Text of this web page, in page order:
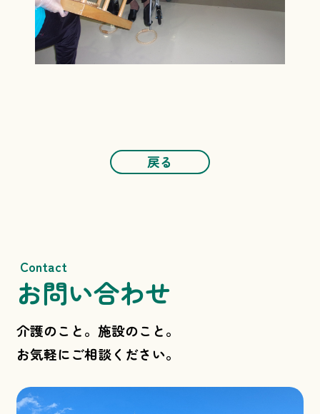
戻る
Contact
お問い合わせ
介護のこと。施設のこと。
お気軽にご相談ください。